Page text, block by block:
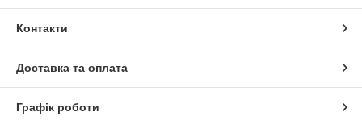
Контакти
Доставка та оплата
Графік роботи